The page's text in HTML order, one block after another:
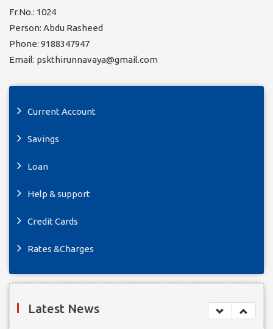
Fr.No.: 1024
Person: Abdu Rasheed
Phone: 9188347947
Email: pskthirunnavaya@gmail.com
Current Account
Savings
Loan
Help & support
Credit Cards
Rates &Charges
Latest News